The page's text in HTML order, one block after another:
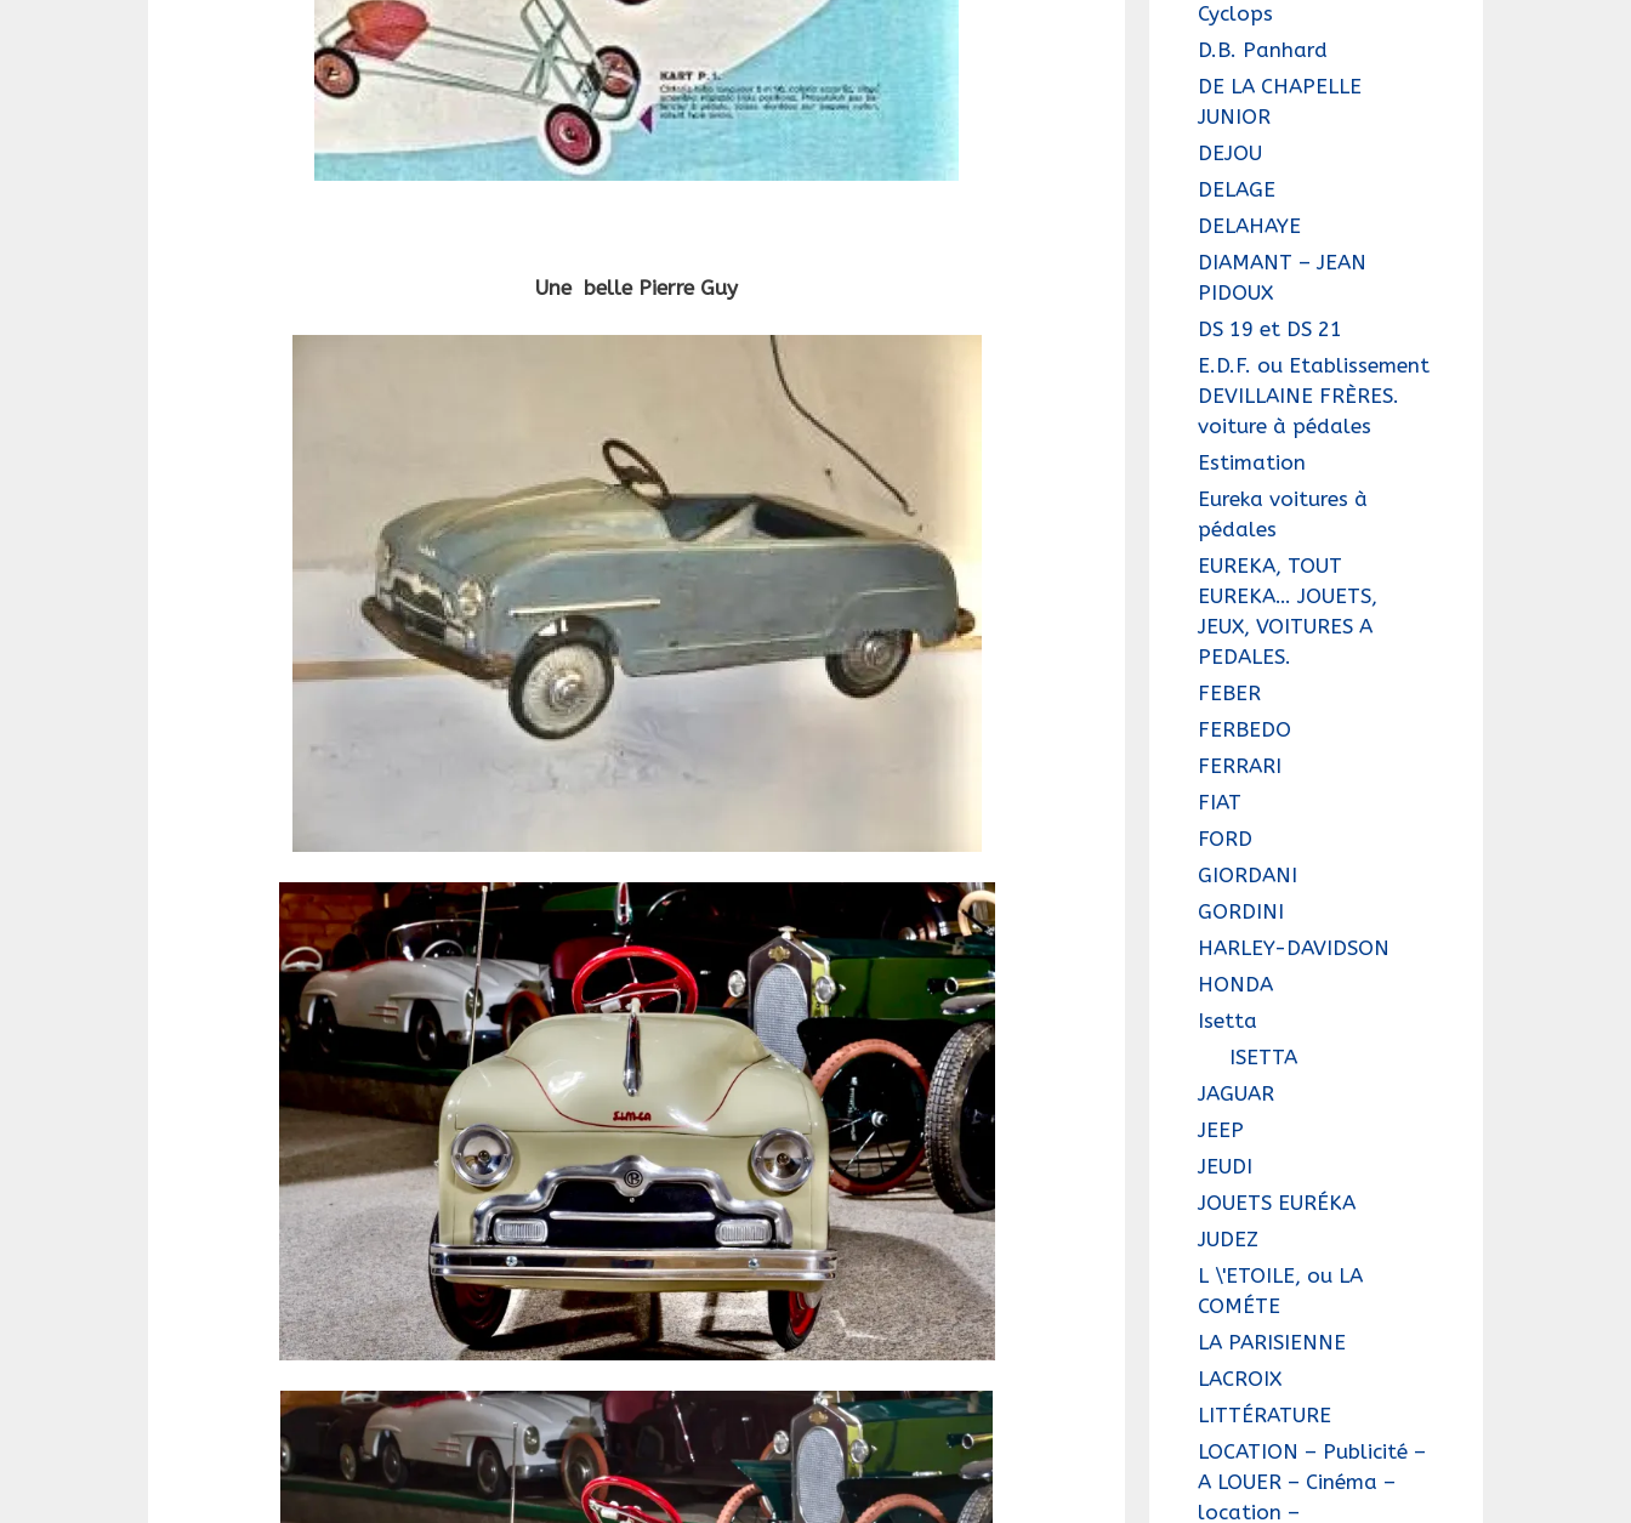
Une belle Pierre Guy
Cyclops
D.B. Panhard
DE LA CHAPELLE
JUNIOR
DEJOU
DELAGE
DELAHAYE
DIAMANT – JEAN
PIDOUX
DS 19 et DS 21
E.D.F. ou Etablissement
DEVILLAINE FRÈRES.
voiture à pédales
Estimation
Eureka voitures à
pédales
EUREKA, TOUT
EUREKA… JOUETS,
JEUX, VOITURES A
PEDALES.
FEBER
FERBEDO
FERRARI
FIAT
FORD
GIORDANI
GORDINI
HARLEY-DAVIDSON
HONDA
Isetta
ISETTA
JAGUAR
JEEP
JEUDI
JOUETS EURÉKA
JUDEZ
L \'ETOILE, ou LA
COMÉTE
LA PARISIENNE
LACROIX
LITTÉRATURE
LOCATION – Publicité –
A LOUER – Cinéma –
location –